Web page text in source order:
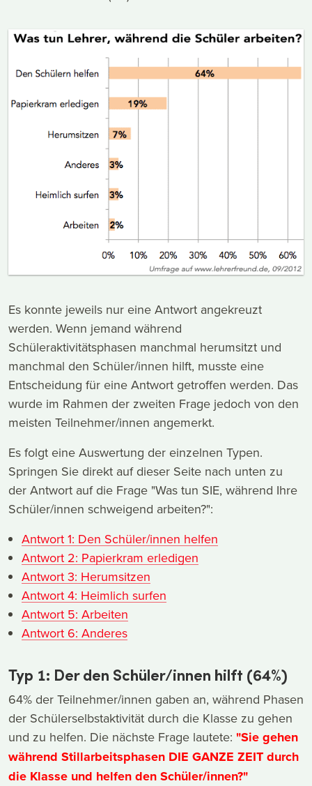
Es konnte jeweils nur eine Antwort angekreuzt
werden. Wenn jemand während
Schüleraktivitätsphasen manchmal herumsitzt und
manchmal den Schüler/innen hilft, musste eine
Entscheidung für eine Antwort getroffen werden. Das
wurde im Rahmen der zweiten Frage jedoch von den
meisten Teilnehmer/innen angemerkt.
Es folgt eine Auswertung der einzelnen Typen.
Springen Sie direkt auf dieser Seite nach unten zu
der Antwort auf die Frage "Was tun SIE, während Ihre
Schüler/innen schweigend arbeiten?":
Antwort 1: Den Schüler/innen helfen
Antwort 2: Papierkram erledigen
Antwort 3: Herumsitzen
Antwort 4: Heimlich surfen
Antwort 5: Arbeiten
Antwort 6: Anderes
Typ 1: Der den Schüler/innen hilft (64%)
64% der Teilnehmer/innen gaben an, während Phasen
der Schülerselbstaktivität durch die Klasse zu gehen
und zu helfen. Die nächste Frage lautete: "Sie gehen
während Stillarbeitsphasen DIE GANZE ZEIT durch
die Klasse und helfen den Schüler/innen?"